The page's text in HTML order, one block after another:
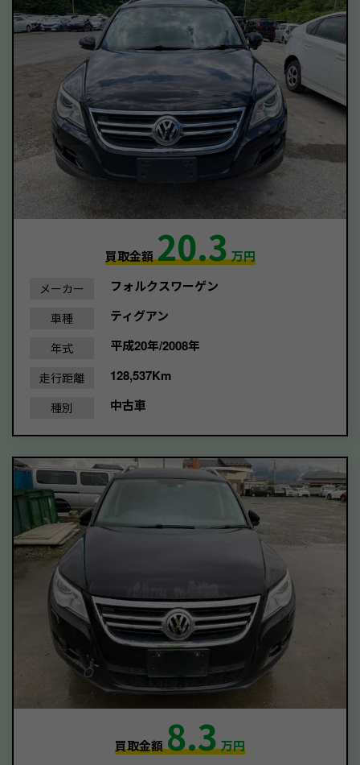
買取金額20.3万円
メーカー フォルクスワーゲン
車種 ティグアン
年式 平成20年/2008年
走行距離 128,537Km
種別 中古車
買取金額8.3万円